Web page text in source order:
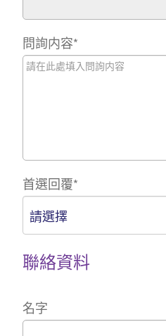
問詢内容*
首選回覆*
聯絡資料
名字